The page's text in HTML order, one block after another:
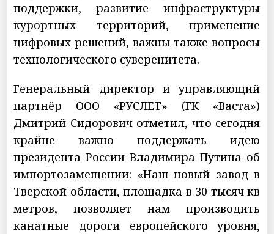
поддержки, развитие инфраструктуры
курортных территорий, применение
цифровых решений, важны также вопросы
технологического суверенитета.
Генеральный директор и управляющий
партнёр ООО «РУСЛЕТ» (ГК «Васта»)
Дмитрий Сидорович отметил, что сегодня
крайне важно поддержать идею
президента России Владимира Путина об
импортозамещении: «Наш новый завод в
Тверской области, площадка в 30 тысяч кв
метров, позволяет нам производить
канатные дороги европейского уровня,